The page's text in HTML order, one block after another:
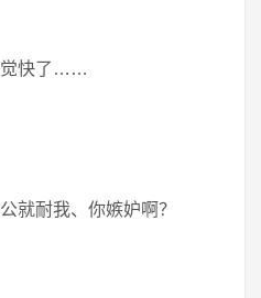
觉快了……
就耐我、你嫉妒啊？